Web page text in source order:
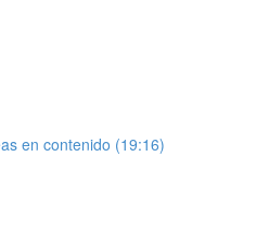
en contenido (19:16)